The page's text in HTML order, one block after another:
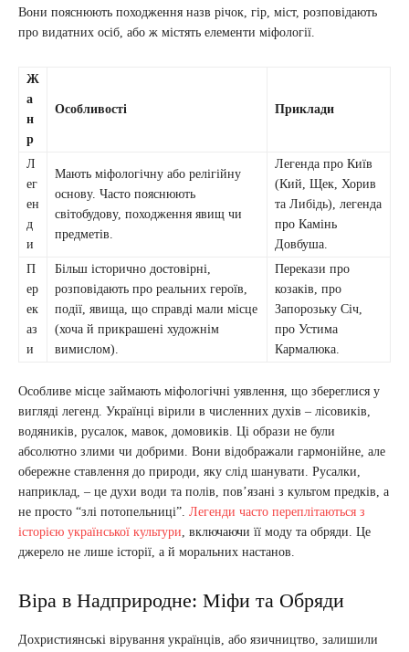
Вони пояснюють походження назв річок, гір, міст, розповідають
про видатних осіб, або ж містять елементи міфології.
Ж
а
н
р
Особливості Приклади
Л
ег
ен
д
и
Мають міфологічну або релігійну
основу. Часто пояснюють
світобудову, походження явищ чи
предметів.
Легенда про Київ
(Кий, Щек, Хорив
та Либідь), легенда
про Камінь
Довбуша.
П
ер
ек
аз
и
Більш історично достовірні,
розповідають про реальних героїв,
події, явища, що справді мали місце
(хоча й прикрашені художнім
вимислом).
Перекази про
козаків, про
Запорозьку Січ,
про Устима
Кармалюка.
Особливе місце займають міфологічні уявлення, що збереглися у
вигляді легенд. Українці вірили в численних духів – лісовиків,
водяників, русалок, мавок, домовиків. Ці образи не були
абсолютно злими чи добрими. Вони відображали гармонійне, але
обережне ставлення до природи, яку слід шанувати. Русалки,
наприклад, – це духи води та полів, пов’язані з культом предків, а
не просто “злі потопельниці”. Легенди часто переплітаються з
історією української культури , включаючи її моду та обряди. Це
джерело не лише історії, а й моральних настанов.
Віра в Надприродне: Міфи та Обряди
Дохристиянські вірування українців, або язичництво, залишили